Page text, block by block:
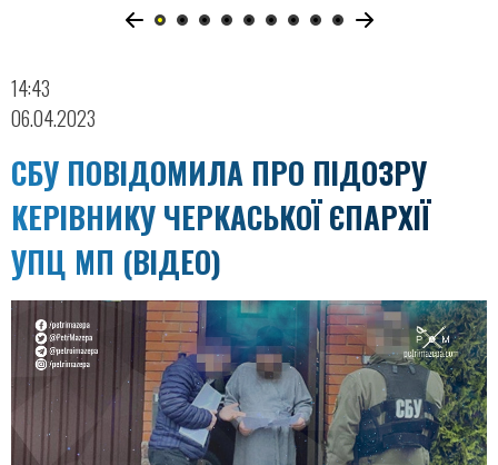
14:43
06.04.2023
СБУ ПОВІДОМИЛА ПРО ПІДОЗРУ
КЕРІВНИКУ ЧЕРКАСЬКОЇ ЄПАРХІЇ
УПЦ МП (ВІДЕО)